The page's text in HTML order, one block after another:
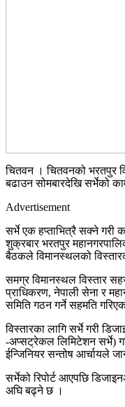
चितवन । चितवनको भरतपुर
बढाउन सोमबारदेखि सर्भेको
Advertisement
सर्भे एक हप्ताभित्रै सक्ने गरी
शुक्रबार भरतपुर
बैठकले विमानस्थलको
समग्र विमानस्थल विस्तार
प्राधिकरण, नेपाली सेना र
समिति गठन गर्ने सहमति
विस्तारका लागि सर्भे गरी
-अप्सट्रेकल लिमिटेशन सर्भे)
ईन्जिनियर सन्तोष आर्चायले
सर्भेको रिपोर्ट आएपछि
अघि बढ्ने छ ।